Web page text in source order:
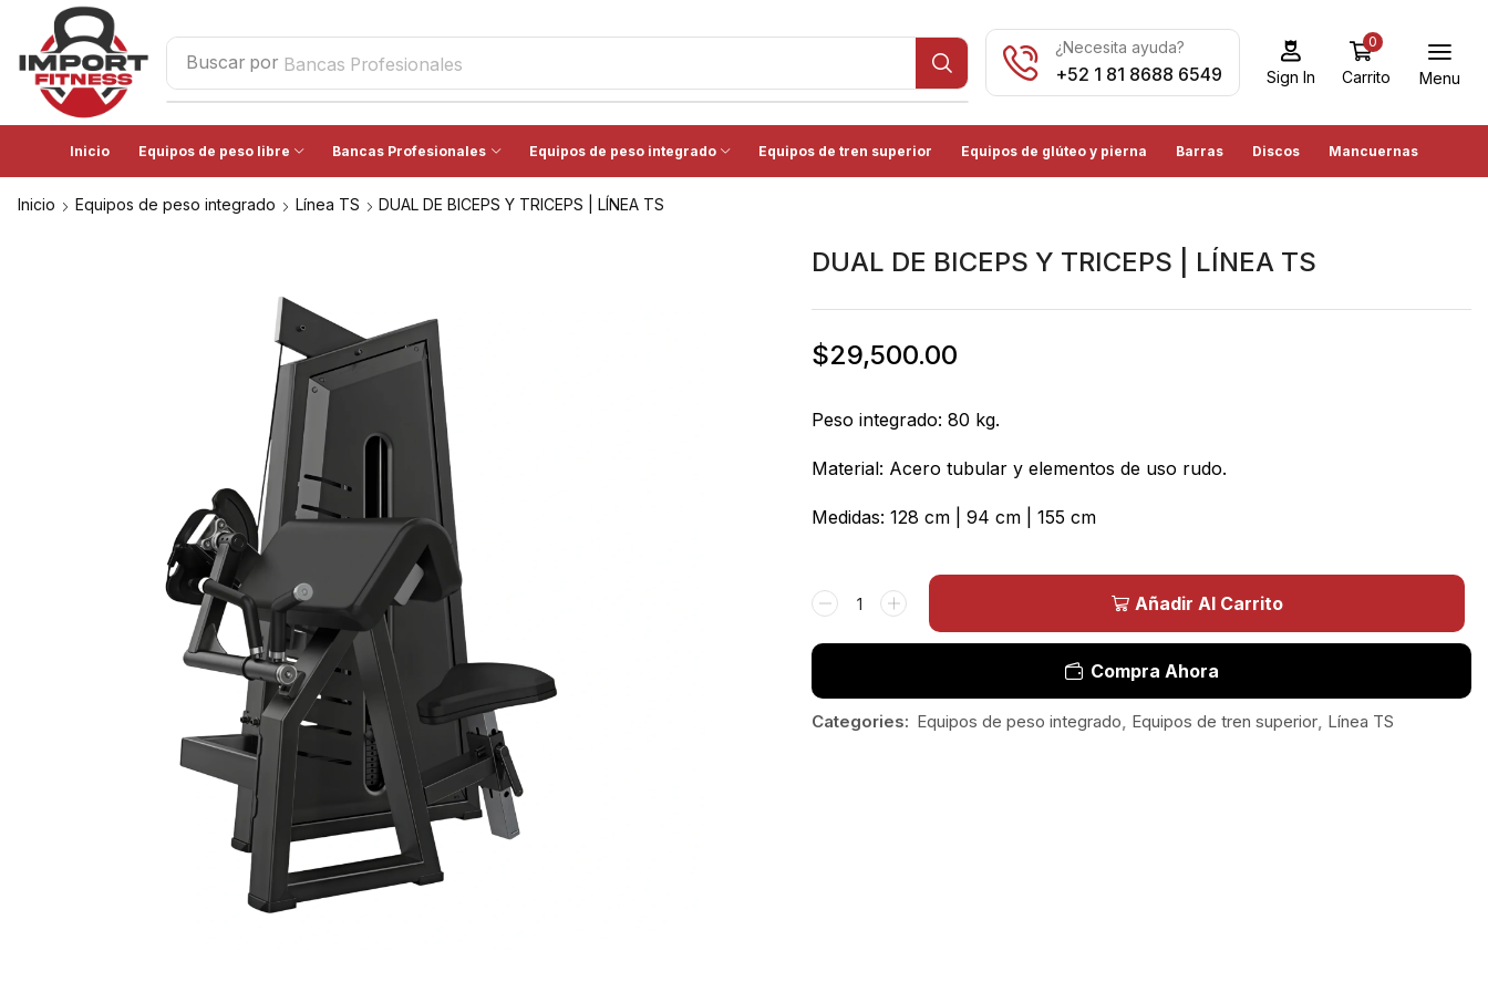
Buscar por Bancas Profesionales
¿Necesita ayuda?
+52 1 81 8688 6549 Sign In
0
Carrito Menu
Inicio Equipos de peso libre Bancas Profesionales Equipos de peso integrado Equipos de tren superior Equipos de glúteo y pierna Barras Discos Mancuernas
Inicio Equipos de peso integrado Línea TS DUAL DE BICEPS Y TRICEPS | LÍNEA TS
DUAL DE BICEPS Y TRICEPS | LÍNEA TS
$29,500.00
Peso integrado: 80 kg.
Material: Acero tubular y elementos de uso rudo.
Medidas: 128 cm | 94 cm | 155 cm
Añadir Al Carrito
Compra Ahora
Categories: Equipos de peso integrado, Equipos de tren superior, Línea TS